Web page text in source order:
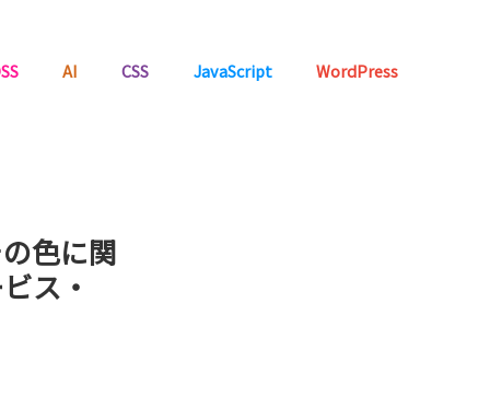
AI CSS JavaScript WordPress
色に関
ス・